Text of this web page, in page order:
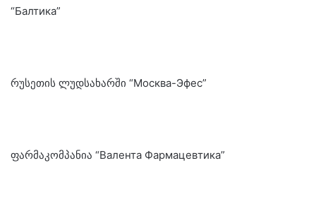
“Балтика”
რუსეთის ლუდსახარში “Москва-Эфес”
ფარმაკომპანია “Валента Фармацевтика”